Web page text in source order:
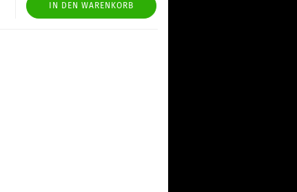
IN DEN WARENKORB